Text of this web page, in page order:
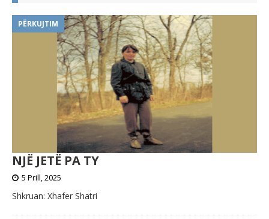
PËRKUJTIM
NJË JETË PA TY
5 Prill, 2025
Shkruan: Xhafer Shatri